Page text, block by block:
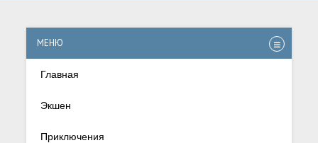
МЕНЮ
Главная
Экшен
Приключения